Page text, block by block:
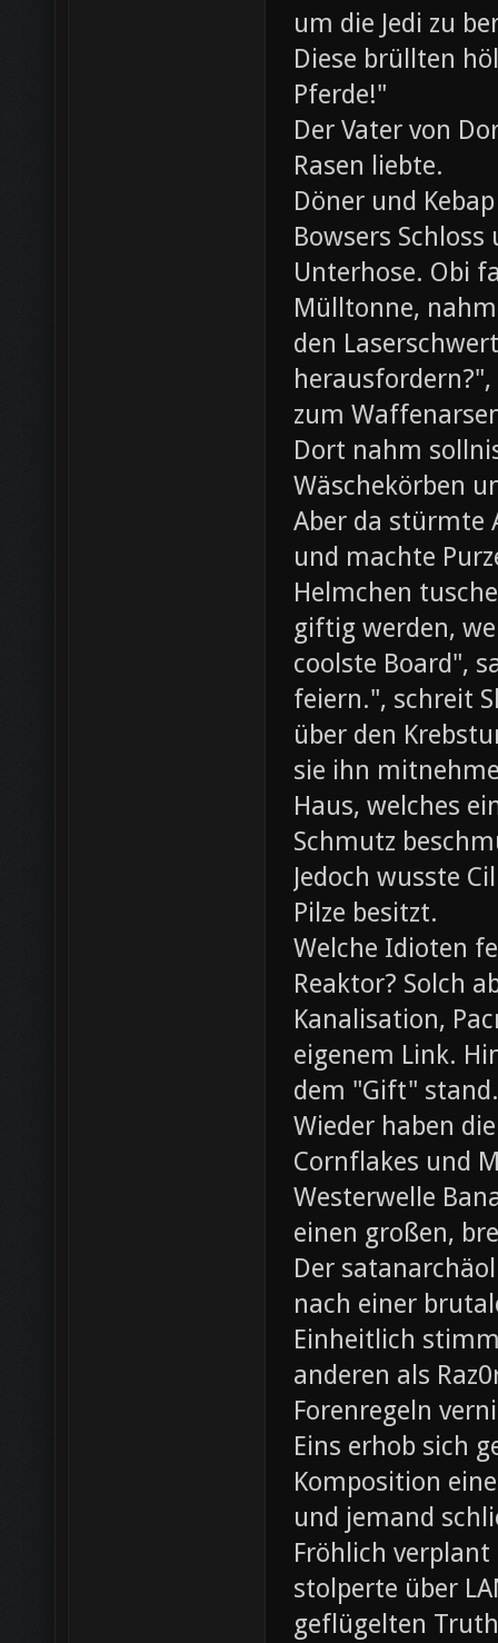
um die Jedi zu
Diese brüllten
Pferde!"
Der Vater von
Rasen liebte.
Döner und
Bowsers
Unterhose. Obi
Mülltonne,
den
zum
Dort nahm
Wäschekörben
Aber da stürmte
und machte
Helmchen
giftig werden,
coolste Board",
feiern.", schreit
über den
sie ihn
Haus, welches
Schmutz
Jedoch wusste
Pilze besitzt.
Welche Idioten
Reaktor? Solch
Kanalisation,
eigenem Link.
dem "Gift" stand.
Wieder haben
Cornflakes und
Westerwelle
einen großen,
Der
nach einer
Einheitlich
anderen als
Forenregeln
Eins erhob sich
Komposition
und jemand
Fröhlich
stolperte über
geflügelten